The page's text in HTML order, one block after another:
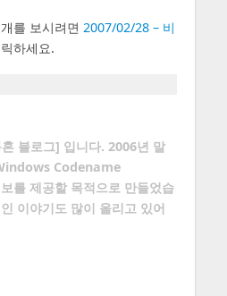
를 보시려면 2007/02/28 – 비
하세요.
블로그] 입니다. 2006년 말
Codename
를 제공할 목적으로 만들었습
이야기도 많이 올리고 있어